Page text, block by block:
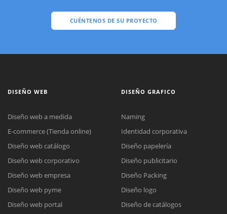
CUÉNTENOS DE SU PROYECTO
DISEÑO WEB
Diseño web a medida
E-commerce (Tienda online)
Diseño web catálogo
Diseño web corporativo
Diseño web empresa
Diseño web pyme
Diseño web portal
DISEÑO GRAFICO
Naming
Identidad corporativa
Diseño papelería
Diseño publicitario
Diseño Packing
Diseño logo
Diseño de catálogos